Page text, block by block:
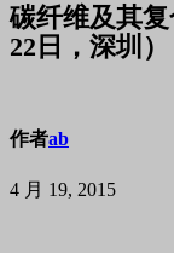
碳纤维及其
22日，深圳）
作者ab
4 月 19, 2015